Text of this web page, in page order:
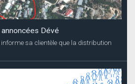
Dévé
informe sa clientèle que la distribution